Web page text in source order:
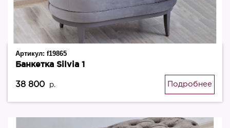
Артикул: f19865
Банкетка Silvia 1
38 800 р. Подробнее